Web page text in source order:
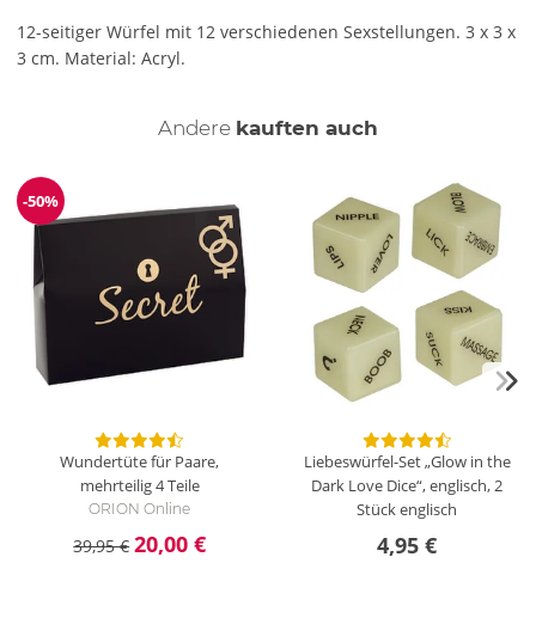
12-seitiger Würfel mit 12 verschiedenen Sexstellungen. 3 x 3 x
3 cm. Material: Acryl.
Andere kauften auch
Reduzierung
-50%
Wundertüte für Paare,
mehrteilig4 Teile
ORION Online
39,95 € 20,00 €
Liebeswürfel-Set „Glow in the
Dark Love Dice“, englisch, 2
Stückenglisch
4,95 €